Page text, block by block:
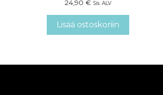
24,90 € Sis. ALV
Lisää ostoskoriin